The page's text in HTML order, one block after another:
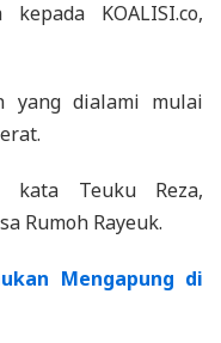
KOALISI.co,
yang dialami mulai
kata Teuku Reza,
Rumoh Rayeuk.
Mengapung di